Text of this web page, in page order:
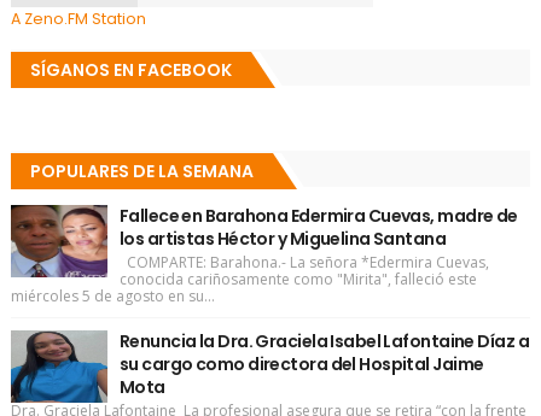
A Zeno.FM Station
SÍGANOS EN FACEBOOK
POPULARES DE LA SEMANA
Fallece en Barahona Edermira Cuevas, madre de
los artistas Héctor y Miguelina Santana
COMPARTE: Barahona.- La señora *Edermira Cuevas,
conocida cariñosamente como "Mirita", falleció este
miércoles 5 de agosto en su...
Renuncia la Dra. Graciela Isabel Lafontaine Díaz a
su cargo como directora del Hospital Jaime
Mota
Dra. Graciela Lafontaine La profesional asegura que se retira “con la frente